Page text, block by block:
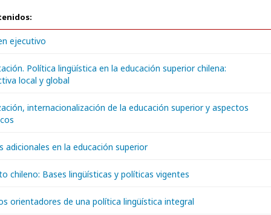
ejecutivo
Política lingüística en la educación superior chilena:
local y global
internacionalización de la educación superior y aspectos
adicionales en la educación superior
chileno: Bases lingüísticas y políticas vigentes
orientadores de una política lingüística integral